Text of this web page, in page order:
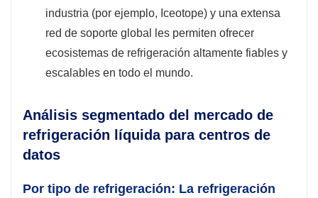
industria (por ejemplo, Iceotope) y una extensa
red de soporte global les permiten ofrecer
ecosistemas de refrigeración altamente fiables y
escalables en todo el mundo.
Análisis segmentado del mercado de
refrigeración líquida para centros de
datos
Por tipo de refrigeración: La refrigeración